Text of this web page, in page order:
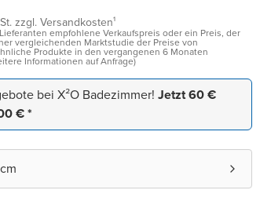
zzgl. Versandkosten¹
empfohlene Verkaufspreis oder ein Preis, der
vergleichenden Marktstudie der Preise von
Produkte in den vergangenen 6 Monaten
Informationen auf Anfrage)
bei X²O Badezimmer! Jetzt 60 €
€ *